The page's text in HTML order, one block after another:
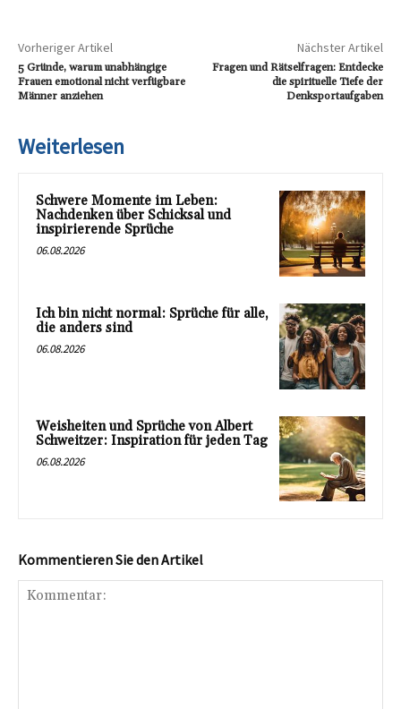
Vorheriger Artikel
5 Gründe, warum unabhängige
Frauen emotional nicht verfügbare
Männer anziehen
Nächster Artikel
Fragen und Rätselfragen: Entdecke
die spirituelle Tiefe der
Denksportaufgaben
Weiterlesen
Schwere Momente im Leben:
Nachdenken über Schicksal und
inspirierende Sprüche
06.08.2026
Ich bin nicht normal: Sprüche für alle,
die anders sind
06.08.2026
Weisheiten und Sprüche von Albert
Schweitzer: Inspiration für jeden Tag
06.08.2026
Kommentieren Sie den Artikel